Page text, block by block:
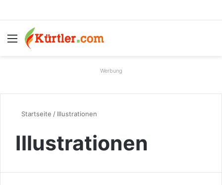
Menü
Werbung
Startseite / Illustrationen
Illustrationen